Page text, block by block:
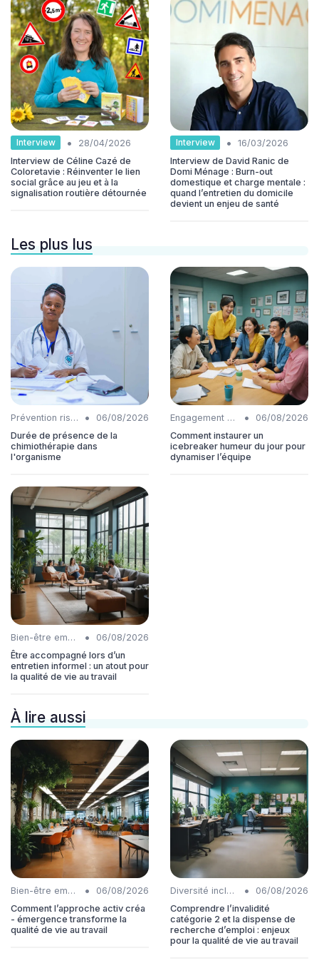
Interview •
28/04/2026
Interview de Céline Cazé de
Coloretavie : Réinventer le lien
social grâce au jeu et à la
signalisation routière détournée
Interview •
16/03/2026
Interview de David Ranic de
Domi Ménage : Burn-out
domestique et charge mentale :
quand l’entretien du domicile
devient un enjeu de santé
Les plus lus
Prévention risques •
06/08/2026
Durée de présence de la
chimiothérapie dans
l'organisme
Engagement collaborateurs •
06/08/2026
Comment instaurer un
icebreaker humeur du jour pour
dynamiser l’équipe
Bien-être employés •
06/08/2026
Être accompagné lors d’un
entretien informel : un atout pour
la qualité de vie au travail
À lire aussi
Bien-être employés •
06/08/2026
Comment l’approche activ créa
- émergence transforme la
qualité de vie au travail
Diversité inclusion •
06/08/2026
Comprendre l’invalidité
catégorie 2 et la dispense de
recherche d’emploi : enjeux
pour la qualité de vie au travail